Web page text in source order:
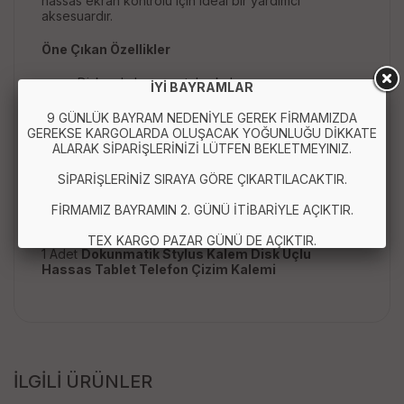
aksesuardır.
Öne Çıkan Özellikler
Disk uçlu hassas stylus kalem
Dokunmatik ekranlar için universal tasarım
Çizim, not alma ve tasarım için ideal
Ergonomik ve hafif gövde yapısı
Stabil ve hassas dokunmatik kontrol
Paket İçeriği :
1 Adet Dokunmatik Stylus Kalem Disk Uçlu
Hassas Tablet Telefon Çizim Kalemi
İLGİLİ ÜRÜNLER
İYİ BAYRAMLAR
9 GÜNLÜK BAYRAM NEDENİYLE GEREK FİRMAMIZDA
GEREKSE KARGOLARDA OLUŞACAK YOĞUNLUĞU DİKKATE
ALARAK SİPARİŞLERİNİZİ LÜTFEN BEKLETMEYINIZ.
SİPARİŞLERİNİZ SIRAYA GÖRE ÇIKARTILACAKTIR.
FİRMAMIZ BAYRAMIN 2. GÜNÜ İTİBARİYLE AÇIKTIR.
TEX KARGO PAZAR GÜNÜ DE AÇIKTIR.